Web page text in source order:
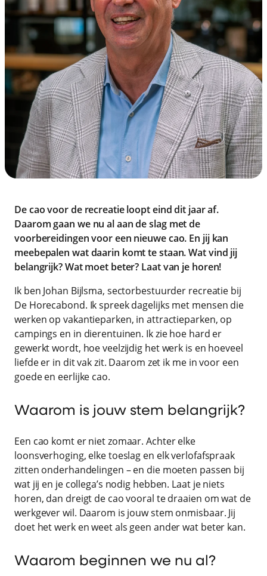
De cao voor de recreatie loopt eind dit jaar af.
Daarom gaan we nu al aan de slag met de
voorbereidingen voor een nieuwe cao. En jij kan
meebepalen wat daarin komt te staan. Wat vind jij
belangrijk? Wat moet beter? Laat van je horen!
Ik ben Johan Bijlsma, sectorbestuurder recreatie bij
De Horecabond. Ik spreek dagelijks met mensen die
werken op vakantieparken, in attractieparken, op
campings en in dierentuinen. Ik zie hoe hard er
gewerkt wordt, hoe veelzijdig het werk is en hoeveel
liefde er in dit vak zit. Daarom zet ik me in voor een
goede en eerlijke cao.
Waarom is jouw stem belangrijk?
Een cao komt er niet zomaar. Achter elke
loonsverhoging, elke toeslag en elk verlofafspraak
zitten onderhandelingen – en die moeten passen bij
wat jij en je collega’s nodig hebben. Laat je niets
horen, dan dreigt de cao vooral te draaien om wat de
werkgever wil. Daarom is jouw stem onmisbaar. Jij
doet het werk en weet als geen ander wat beter kan.
Waarom beginnen we nu al?